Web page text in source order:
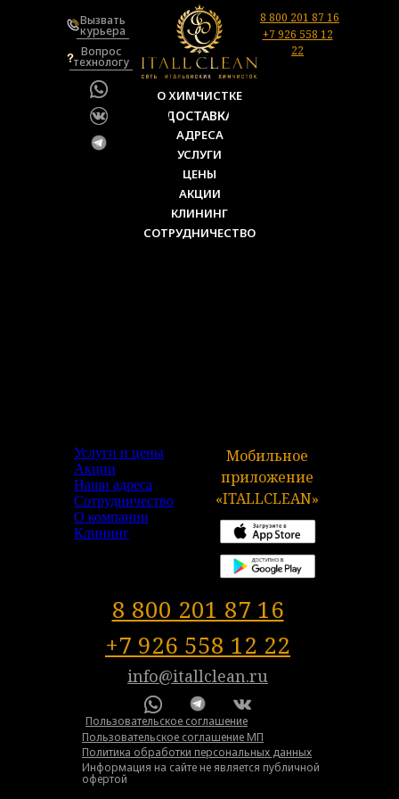
О ХИМЧИСТКЕ
АДРЕСА
УСЛУГИ
АКЦИИ
КЛИНИНГ
Вызвать
курьера
Вопрос
технологу
ЦЕНЫ
ДОСТАВКА
8 800 201 87 16
+7 926 558 12
22
СОТРУДНИЧЕСТВО
8 800 201 87 16
info@itallclean.ru
Пользовательское соглашение
Политика обработки персональных данных
+7 926 558 12 22
Услуги и цены
Акции
Наши адреса
Сотрудничество
О компании
Клининг
Информация на сайте не является публичной
офертой
Пользовательское соглашение МП
Мобильное
приложение
«ITALLCLEAN»